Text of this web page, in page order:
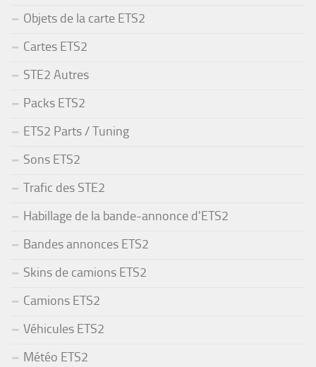
Objets de la carte ETS2
Cartes ETS2
STE2 Autres
Packs ETS2
ETS2 Parts / Tuning
Sons ETS2
Trafic des STE2
Habillage de la bande-annonce d'ETS2
Bandes annonces ETS2
Skins de camions ETS2
Camions ETS2
Véhicules ETS2
Météo ETS2